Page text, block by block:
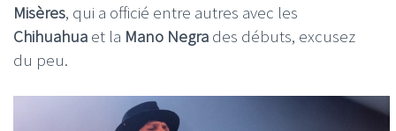
Misères, qui a officié entre autres avec les
Chihuahua et la Mano Negra des débuts, excusez
du peu.